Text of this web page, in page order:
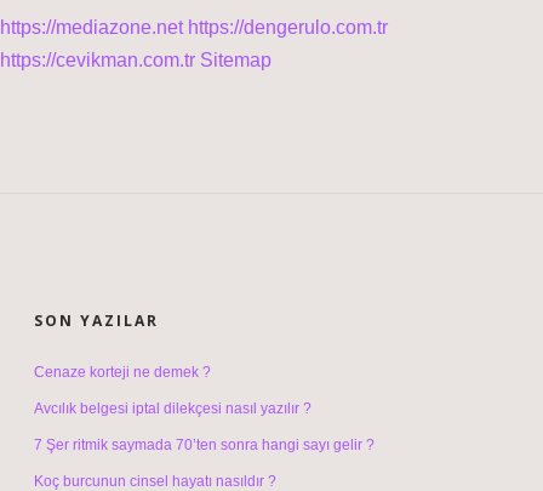
https://mediazone.net https://dengerulo.com.tr
https://cevikman.com.tr Sitemap
SON YAZILAR
Cenaze korteji ne demek ?
Avcılık belgesi iptal dilekçesi nasıl yazılır ?
7 Şer ritmik saymada 70’ten sonra hangi sayı gelir ?
Koç burcunun cinsel hayatı nasıldır ?